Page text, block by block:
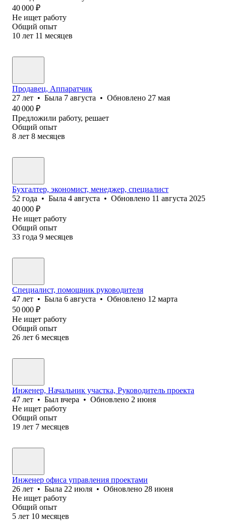
40 000 ₽
Не ищет работу
Общий опыт
10 лет 11 месяцев
Продавец, Аппаратчик
27 лет • Была 7 августа • Обновлено 27 мая
40 000 ₽
Предложили работу, решает
Общий опыт
8 лет 8 месяцев
Бухгалтер, экономист, менеджер, специалист
52 года • Была 4 августа • Обновлено 11 августа 2025
40 000 ₽
Не ищет работу
Общий опыт
33 года 9 месяцев
Специалист, помощник руководителя
47 лет • Была 6 августа • Обновлено 12 марта
50 000 ₽
Не ищет работу
Общий опыт
26 лет 6 месяцев
Инженер, Начальник участка, Руководитель проекта
47 лет • Был вчера • Обновлено 2 июня
Не ищет работу
Общий опыт
19 лет 7 месяцев
Инженер офиса управления проектами
26 лет • Была 22 июля • Обновлено 28 июня
Не ищет работу
Общий опыт
5 лет 10 месяцев